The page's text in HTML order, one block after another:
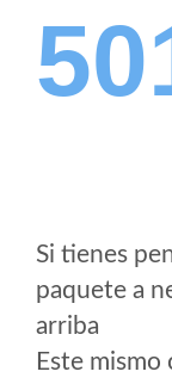
Si tienes
paquete a
arriba
Este